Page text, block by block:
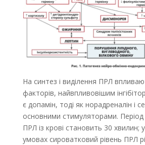
На синтез і виділення ПРЛ
факторів, найвпливовішим
є допамін, тоді як норадреналін і
основними стимуляторами. Період
ПРЛ із крові становить 30 хвилин; у
умовах сироватковий рівень ПРЛ